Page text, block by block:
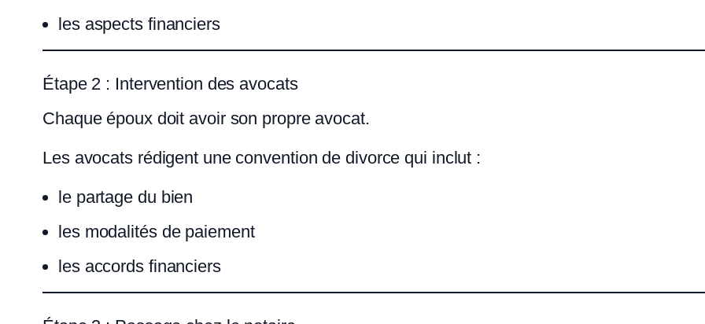
les aspects financiers
Étape 2 : Intervention des avocats
Chaque époux doit avoir son propre avocat.
Les avocats rédigent une convention de divorce qui inclut :
le partage du bien
les modalités de paiement
les accords financiers